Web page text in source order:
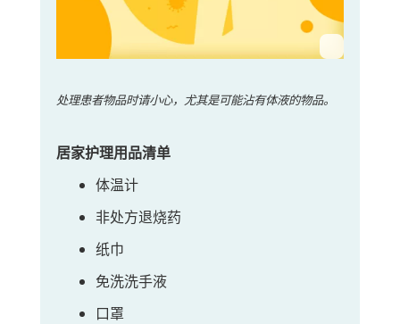
处理患者物品时请小心，尤其是可能沾有体液的物品。
居家护理用品清单
体温计
非处方退烧药
纸巾
免洗洗手液
口罩